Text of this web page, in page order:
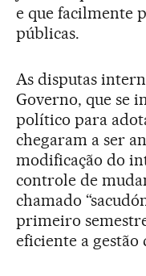
e que facilmente
públicas.
As disputas
Governo, que se
político para
chegaram a ser
modificação do
controle de
chamado
primeiro
eficiente a gestão